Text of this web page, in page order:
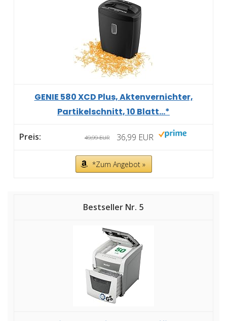
GENIE 580 XCD Plus, Aktenvernichter,
Partikelschnitt, 10 Blatt...*
49,99 EUR 36,99 EUR
*Zum Angebot »
5